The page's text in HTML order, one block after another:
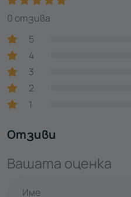
0 отзива
5
4
3
2
1
Отзиви
Вашата оценка
Име